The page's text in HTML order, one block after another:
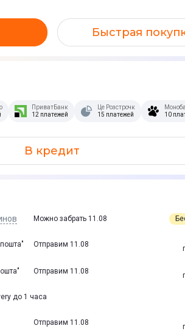
Быстрая
Скибочка.
ПриватБанк
12 платежей
Це Розстрочка
15 платежей
10
В кредит
Можно забрать 11.08
Отправим 11.08
Отправим 11.08
до 1 часа
Отправим 11.08